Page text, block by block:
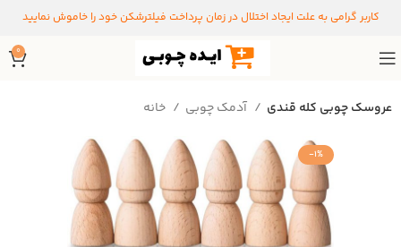
کاربر گرامی به علت ایجاد اختلال در زمان پرداخت فیلترشکن خود را خاموش نمایید
0
خانه آدمک چوبی عروسک چوبی کله قندی
-1%